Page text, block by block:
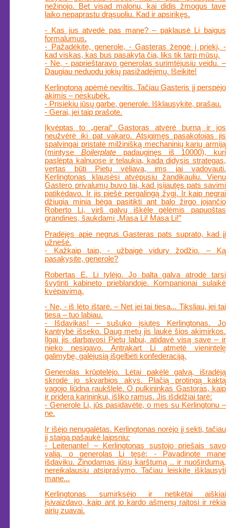
nežinojo. Bet visad malonu, kai didis žmogus tave
laiko nepaprastu drąsuoliu. Kad ir apsirikęs.
- Kas jus atvedė pas mane? – paklausė Li baigus
formalumus.
- Pažadėkite, generole, - Gasteras žengė į priekį, -
kad viskas, kas bus pasakyta čia, liks tik tarp mūsų.
- Ne, - paprieštaravo generolas surimtėjusiu veidu. –
Daugiau neduodu jokių pasižadėjimų. Išeikite!
Kerlingtoną apėmė neviltis. Tačiau Gasteris jį perspėjo
akimis – neskubėk.
- Prisiekiu jūsų garbe, generole. Išklausykite, prašau.
- Gerai, jei taip prašote.
Įkvėptas to „gerai“ Gastoras atvėrė burną ir jos
neužvėrė iki pat vakaro. Atsigimęs pasakotojas jis
spalvingai pristatė milžinišką mechaninių karių armiją
(mintyseBoilerplate padauginęs iš 10000), kuri
paslėpta kalnuose ir telaukia, kada didysis strategas,
vertas būti Pietų vėliava, ims jai vadovauti.
Kerlingtonas klausėsi atvėpusiu žandikauliu. Vienu
Gastero privalumų buvo tai, kad įsijautęs pats savimi
patikėdavo. Ir jis piešė pergalingą žygį. Ir kaip negrai
džiugia minia bėga pasitikti ant balo žirgo jojančio
Roberto Li, virš galvų iškėlę gėlėmis papuoštas
grandines, šaukdami „Masa Li! Masa Li!”
Pradėjęs apie negrus Gasteras pats suprato, kad jį
užnešė.
- Kažkaip taip, - užbaigė vidury žodžio. – Ką
pasakysite, generole?
Robertas E. Li tylėjo. Jo balta galva atrodė tarsi
švytinti kabineto prieblandoje. Kompanionai sulaikė
kvėpavimą.
- Ne, - iš lėto ištarė. – Net jei tai tiesa... Tiksliau, jei tai
tiesa – tuo labiau.
- Išdavikas! – sušuko įsiutęs Kerlingtonas. Jo
kantrybė išseko. Daug metų jis laukė šios akimirkos.
Ilgai jis darbavosi Pietų labui, atidavė visą save – ir
nieko nesigavo. Antrąkart Li atmetė vienintelę
galimybę, galėjusią išgelbėti konfederaciją.
Generolas krūptelėjo. Lėtai pakėlė galvą, išradėją
skrodė jo skvarbios akys. Plačią protingą kaktą
vagojo liūdna raukšlelė. O pulkininkas Gastoras, kaip
ir pridera karininkui, išliko ramus. Jis išdidžiai tarė:
- Generole Li, jūs pasidavėte, o mes su Kerlingtonu –
ne.
Ir išėjo nenugalėtas. Kerlingtonas norėjo jį sekti, tačiau
jį staiga pašaukė laipsniu:
- Leitenante! – Kerlingtonas sustojo priešais savo
valią, o generolas Li tęsė: - Pavadinote mane
išdaviku. Žinodamas jūsų karštumą .. ir nuoširdumą,
nereikalausiu atsiprašymo. Tačiau leiskite išklausyti
mane...
Kerlingtonas sumirksėjo ir netikėtai aiškiai
įsivaizdavo, kaip ant jo kardo ašmenų raitosi ir rėkia
airių zuavai.